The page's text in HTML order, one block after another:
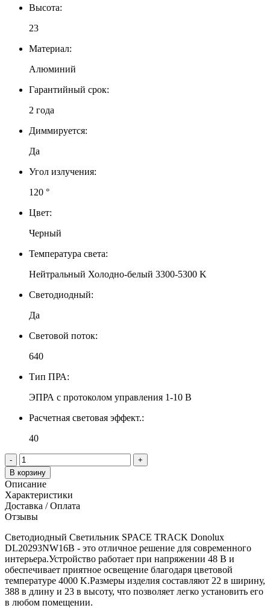
Высота:
23
Материал:
Алюминий
Гарантийный срок:
2 года
Диммируется:
Да
Угол излучения:
120 °
Цвет:
Черный
Температура света:
Нейтральный Холодно-белый 3300-5300 K
Светодиодный:
Да
Световой поток:
640
Тип ПРА:
ЭПРА с протоколом управления 1-10 В
Расчетная световая эффект.:
40
-
+
В корзину
Описание
Характеристики
Доставка / Оплата
Отзывы
Светодиодный Светильник SPACE TRACK Donolux
DL20293NW16B - это отличное решение для современного
интерьера.Устройство работает при напряжении 48 В и
обеспечивает приятное освещение благодаря цветовой
температуре 4000 K.Размеры изделия составляют 22 в ширину,
388 в длину и 23 в высоту, что позволяет легко установить его
в любом помещении.